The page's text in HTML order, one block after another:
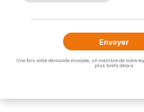
Une fois votre demande envoyée, un membre de notre
plus brefs délais